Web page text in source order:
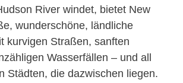
River windet, bietet New
wunderschöne, ländliche
kurvigen Straßen, sanften
Wasserfällen – und all
Städten, die dazwischen liegen.